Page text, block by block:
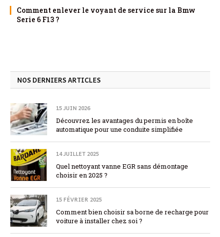
Comment enlever le voyant de service sur la Bmw
Serie 6 F13 ?
NOS DERNIERS ARTICLES
15 JUIN 2026
Découvrez les avantages du permis en boîte
automatique pour une conduite simplifiée
14 JUILLET 2025
Quel nettoyant vanne EGR sans démontage
choisir en 2025 ?
15 FÉVRIER 2025
Comment bien choisir sa borne de recharge pour
voiture à installer chez soi ?